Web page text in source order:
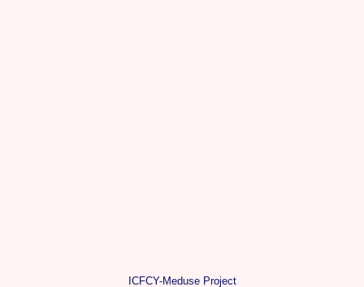
ICFCY-Meduse Project